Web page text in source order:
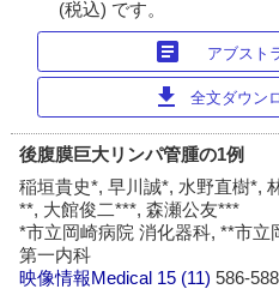
(税込) です。
article アブスト
download 全文ダウン
後腹膜巨大リンパ管腫の1例
稲垣貴史*, 早川誠*, 水野直樹*,
**, 大館俊二***, 森瀬公友***
*市立岡崎病院 消化器科, **市
第一内科
映像情報Medical 15 (11)586-